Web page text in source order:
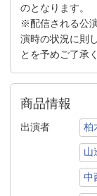
のとなります。
※配信される公
演時の状況に則
とを予めご了承
商品情報
出演者 柏
山
中